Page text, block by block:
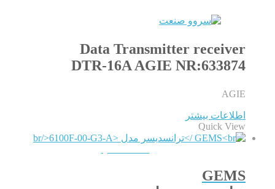
Data Transmitter receiver
DTR-16A AGIE NR:633874
AGIE
اطلاعات بیشتر
Quick View
GEMS